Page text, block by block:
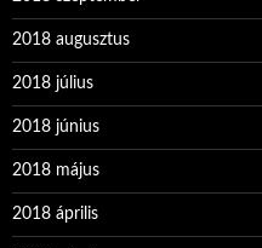
2018 augusztus
2018 július
2018 június
2018 május
2018 április